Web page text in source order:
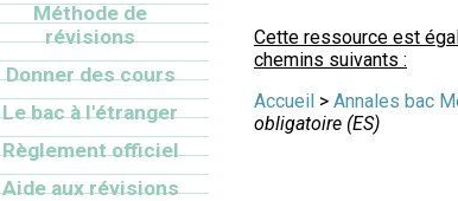
Cette ressource est
chemins suivants :
Accueil > Annales bac
obligatoire (ES)
Méthode de
révisions
Donner des cours
Le bac à l'étranger
Règlement officiel
Aide aux révisions